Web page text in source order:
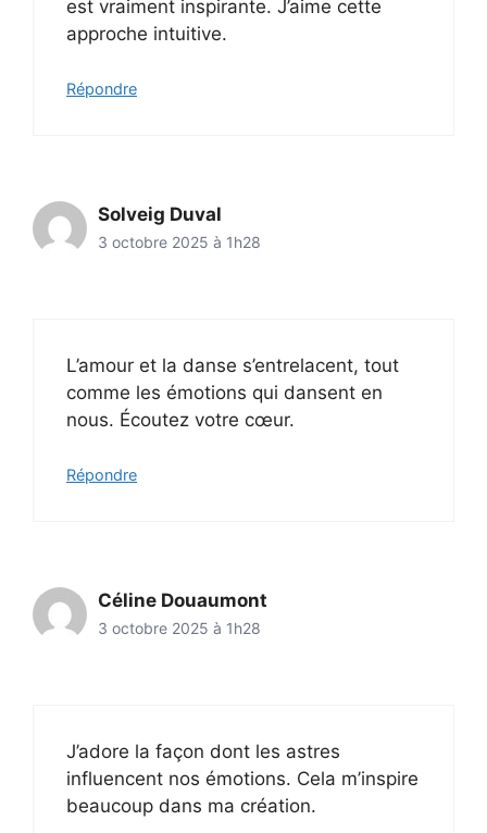
est vraiment inspirante. J’aime cette
approche intuitive.
Répondre
Solveig Duval
3 octobre 2025 à 1h28
L’amour et la danse s’entrelacent, tout
comme les émotions qui dansent en
nous. Écoutez votre cœur.
Répondre
Céline Douaumont
3 octobre 2025 à 1h28
J’adore la façon dont les astres
influencent nos émotions. Cela m’inspire
beaucoup dans ma création.